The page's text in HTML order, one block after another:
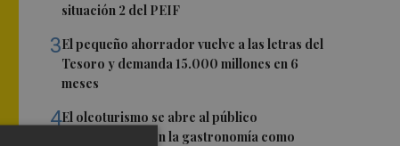
situación 2 del PEIF
3El pequeño ahorrador vuelve a las letras del
Tesoro y demanda 15.000 millones en 6
meses
4El oleoturismo se abre al público
internacional con la gastronomía como